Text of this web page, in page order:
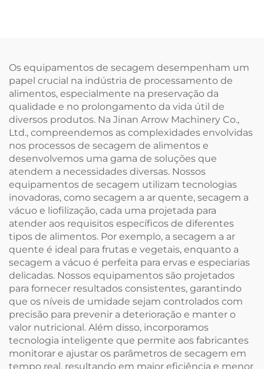
Os equipamentos de secagem desempenham um
papel crucial na indústria de processamento de
alimentos, especialmente na preservação da
qualidade e no prolongamento da vida útil de
diversos produtos. Na Jinan Arrow Machinery Co.,
Ltd., compreendemos as complexidades envolvidas
nos processos de secagem de alimentos e
desenvolvemos uma gama de soluções que
atendem a necessidades diversas. Nossos
equipamentos de secagem utilizam tecnologias
inovadoras, como secagem a ar quente, secagem a
vácuo e liofilização, cada uma projetada para
atender aos requisitos específicos de diferentes
tipos de alimentos. Por exemplo, a secagem a ar
quente é ideal para frutas e vegetais, enquanto a
secagem a vácuo é perfeita para ervas e especiarias
delicadas. Nossos equipamentos são projetados
para fornecer resultados consistentes, garantindo
que os níveis de umidade sejam controlados com
precisão para prevenir a deterioração e manter o
valor nutricional. Além disso, incorporamos
tecnologia inteligente que permite aos fabricantes
monitorar e ajustar os parâmetros de secagem em
tempo real, resultando em maior eficiência e menor